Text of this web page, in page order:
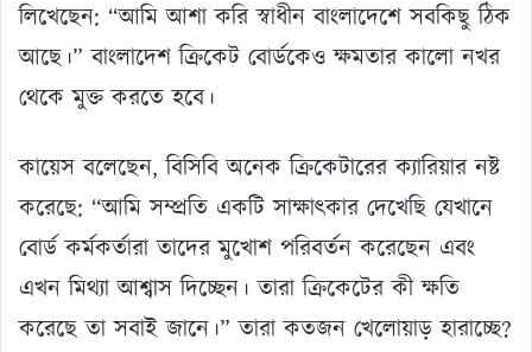
লিখেছেন: “আমি আশা করি স্বাধীন বাংলাদেশে সবকিছু ঠিক
আছে।” বাংলাদেশ ক্রিকেট বোর্ডকেও ক্ষমতার কালো নখর
থেকে মুক্ত করতে হবে।
কায়েস বলেছেন, বিসিবি অনেক ক্রিকেটারের ক্যারিয়ার নষ্ট
করেছে: “আমি সম্প্রতি একটি সাক্ষাৎকার দেখেছি যেখানে
বোর্ড কর্মকর্তারা তাদের মুখোশ পরিবর্তন করেছেন এবং
এখন মিথ্যা আশ্বাস দিচ্ছেন। তারা ক্রিকেটের কী ক্ষতি
করেছে তা সবাই জানে।” তারা কতজন খেলোয়াড় হারাচ্ছে?